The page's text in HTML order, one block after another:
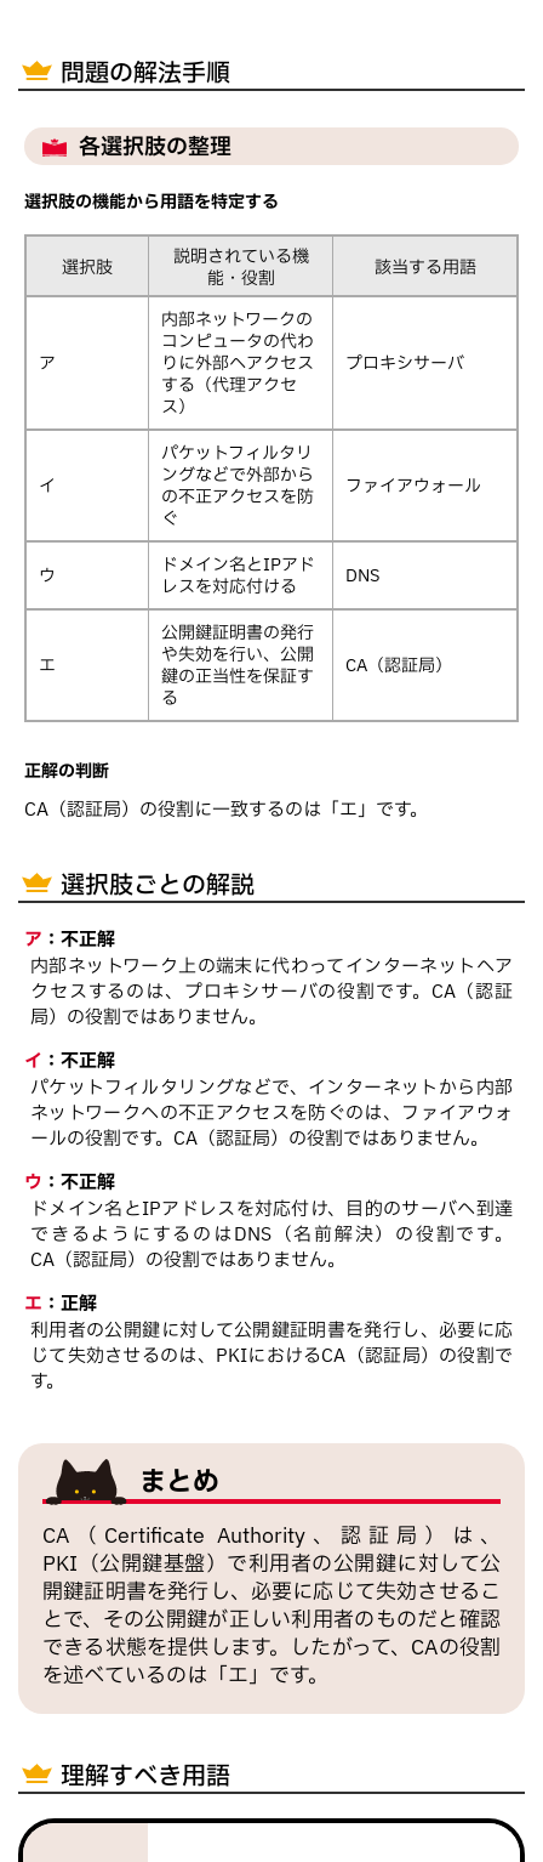
問題の解法手順
各選択肢の整理
選択肢の機能から用語を特定する
選択肢
説明されている機
能・役割
該当する用語
ア
内部ネットワークの
コンピュータの代わ
りに外部へアクセス
する（代理アクセ
ス）
プロキシサーバ
イ
パケットフィルタリ
ングなどで外部から
の不正アクセスを防
ぐ
ファイアウォール
ウ
ドメイン名とIPアド
レスを対応付ける
DNS
エ
公開鍵証明書の発行
や失効を行い、公開
鍵の正当性を保証す
る
CA（認証局）
正解の判断
CA（認証局）の役割に一致するのは「エ」です。
選択肢ごとの解説
ア ： 不正解
内部ネットワーク上の端末に代わってインターネットへア
クセスするのは、プロキシサーバの役割です。CA（認証
局）の役割ではありません。
イ ： 不正解
パケットフィルタリングなどで、インターネットから内部
ネットワークへの不正アクセスを防ぐのは、ファイアウォ
ールの役割です。CA（認証局）の役割ではありません。
ウ ： 不正解
ドメイン名とIPアドレスを対応付け、目的のサーバへ到達
できるようにするのはDNS（名前解決）の役割です。
CA（認証局）の役割ではありません。
エ ： 正解
利用者の公開鍵に対して公開鍵証明書を発行し、必要に応
じて失効させるのは、PKIにおけるCA（認証局）の役割で
す。
まとめ
CA（Certificate Authority、認証局）は、
PKI（公開鍵基盤）で利用者の公開鍵に対して公
開鍵証明書を発行し、必要に応じて失効させるこ
とで、その公開鍵が正しい利用者のものだと確認
できる状態を提供します。したがって、CAの役割
を述べているのは「エ」です。
理解すべき用語